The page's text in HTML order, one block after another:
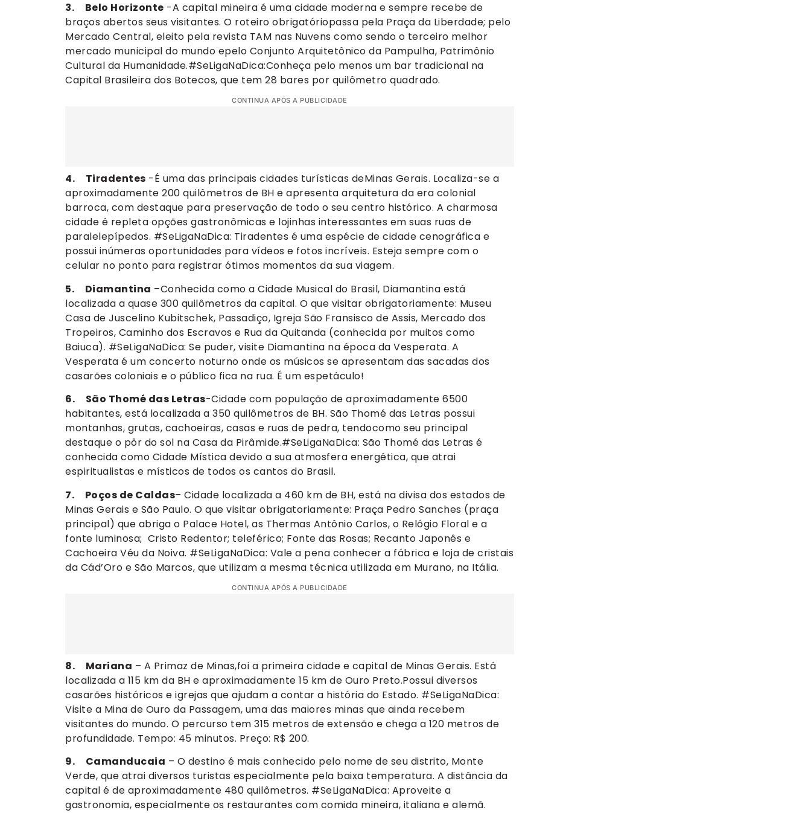
3. Belo Horizonte -A capital mineira é uma cidade moderna e sempre recebe de
braços abertos seus visitantes. O roteiro obrigatóriopassa pela Praça da Liberdade; pelo
Mercado Central, eleito pela revista TAM nas Nuvens como sendo o terceiro melhor
mercado municipal do mundo epelo Conjunto Arquitetônico da Pampulha, Patrimônio
Cultural da Humanidade.#SeLigaNaDica:Conheça pelo menos um bar tradicional na
Capital Brasileira dos Botecos, que tem 28 bares por quilômetro quadrado.
CONTINUA APÓS A PUBLICIDADE
4. Tiradentes -É uma das principais cidades turísticas deMinas Gerais. Localiza-se a
aproximadamente 200 quilômetros de BH e apresenta arquitetura da era colonial
barroca, com destaque para preservação de todo o seu centro histórico. A charmosa
cidade é repleta opções gastronômicas e lojinhas interessantes em suas ruas de
paralelepípedos. #SeLigaNaDica: Tiradentes é uma espécie de cidade cenográfica e
possui inúmeras oportunidades para vídeos e fotos incríveis. Esteja sempre com o
celular no ponto para registrar ótimos momentos da sua viagem.
5. Diamantina –Conhecida como a Cidade Musical do Brasil, Diamantina está
localizada a quase 300 quilômetros da capital. O que visitar obrigatoriamente: Museu
Casa de Juscelino Kubitschek, Passadiço, Igreja São Fransisco de Assis, Mercado dos
Tropeiros, Caminho dos Escravos e Rua da Quitanda (conhecida por muitos como
Baiuca). #SeLigaNaDica: Se puder, visite Diamantina na época da Vesperata. A
Vesperata é um concerto noturno onde os músicos se apresentam das sacadas dos
casarões coloniais e o público fica na rua. É um espetáculo!
6. São Thomé das Letras-Cidade com população de aproximadamente 6500
habitantes, está localizada a 350 quilômetros de BH. São Thomé das Letras possui
montanhas, grutas, cachoeiras, casas e ruas de pedra, tendocomo seu principal
destaque o pôr do sol na Casa da Pirâmide.#SeLigaNaDica: São Thomé das Letras é
conhecida como Cidade Mística devido a sua atmosfera energética, que atrai
espiritualistas e místicos de todos os cantos do Brasil.
7. Poços de Caldas– Cidade localizada a 460 km de BH, está na divisa dos estados de
Minas Gerais e São Paulo. O que visitar obrigatoriamente: Praça Pedro Sanches (praça
principal) que abriga o Palace Hotel, as Thermas Antônio Carlos, o Relógio Floral e a
fonte luminosa; Cristo Redentor; teleférico; Fonte das Rosas; Recanto Japonês e
Cachoeira Véu da Noiva. #SeLigaNaDica: Vale a pena conhecer a fábrica e loja de cristais
da Cád’Oro e São Marcos, que utilizam a mesma técnica utilizada em Murano, na Itália.
CONTINUA APÓS A PUBLICIDADE
8. Mariana – A Primaz de Minas,foi a primeira cidade e capital de Minas Gerais. Está
localizada a 115 km da BH e aproximadamente 15 km de Ouro Preto.Possui diversos
casarões históricos e igrejas que ajudam a contar a história do Estado. #SeLigaNaDica:
Visite a Mina de Ouro da Passagem, uma das maiores minas que ainda recebem
visitantes do mundo. O percurso tem 315 metros de extensão e chega a 120 metros de
profundidade. Tempo: 45 minutos. Preço: R$ 200.
9. Camanducaia – O destino é mais conhecido pelo nome de seu distrito, Monte
Verde, que atrai diversos turistas especialmente pela baixa temperatura. A distância da
capital é de aproximadamente 480 quilômetros. #SeLigaNaDica: Aproveite a
gastronomia, especialmente os restaurantes com comida mineira, italiana e alemã.